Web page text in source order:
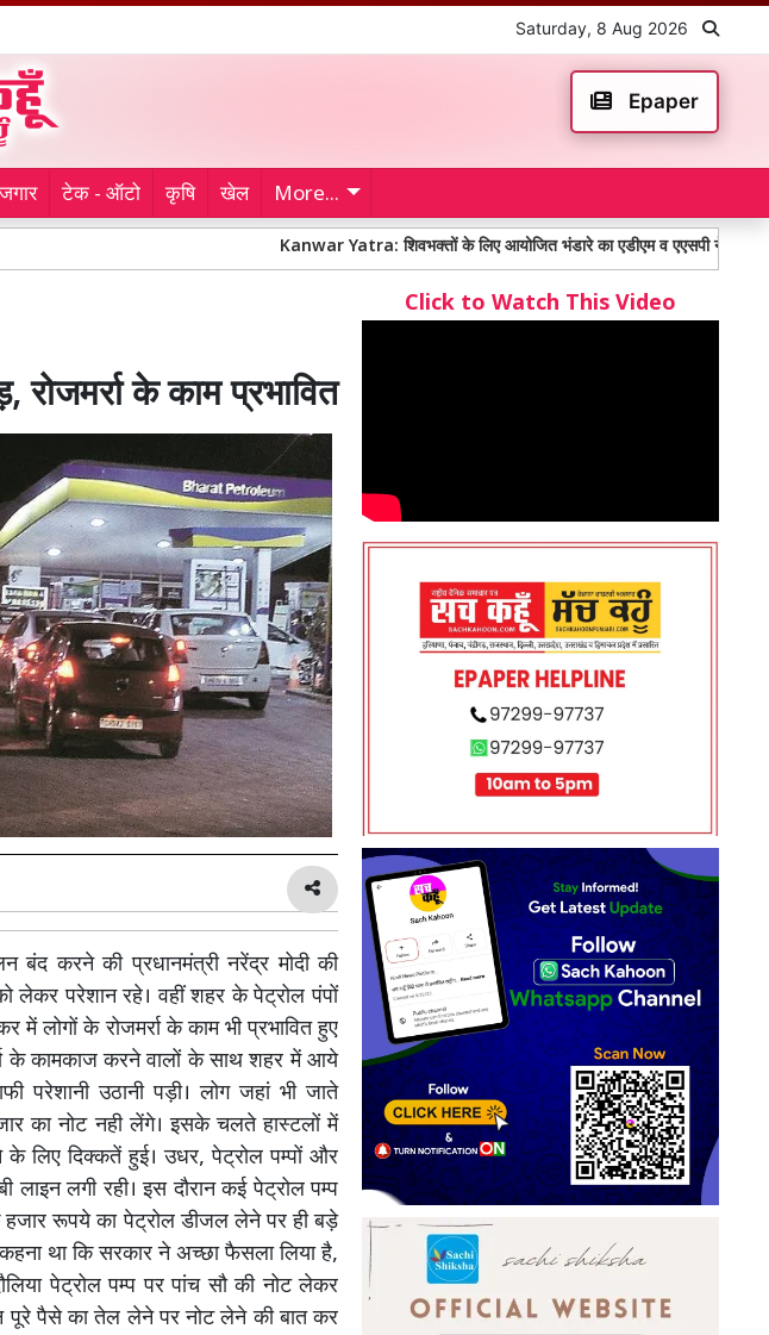
Saturday, 8 Aug 2026
Epaper
टेक - ऑटो कृषि खेल More...
Kanwar Yatra: शिवभक्तों के लिए आयोजित भंडारे का एडीएम व एएसपी ने किया शुभारंभ
रोजमर्रा के काम प्रभावित
करने की प्रधानमंत्री नरेंद्र मोदी की
लेकर परेशान रहे। वहीं शहर के पेट्रोल पंपों
लोगों के रोजमर्रा के काम भी प्रभावित हुए
के कामकाज करने वालों के साथ शहर में आये
परेशानी उठानी पड़ी। लोग जहां भी जाते
का नोट नही लेंगे। इसके चलते हास्टलों में
लिए दिक्कतें हुई। उधर, पेट्रोल पम्पों और
लगी रही। इस दौरान कई पेट्रोल पम्प
हजार रूपये का पेट्रोल डीजल लेने पर ही बड़े
था कि सरकार ने अच्छा फैसला लिया है,
पेट्रोल पम्प पर पांच सौ की नोट लेकर
पूरे पैसे का तेल लेने पर नोट लेने की बात कर
Click to Watch This Video